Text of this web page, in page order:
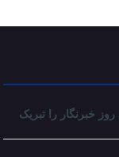
خبرنگار را تبریک